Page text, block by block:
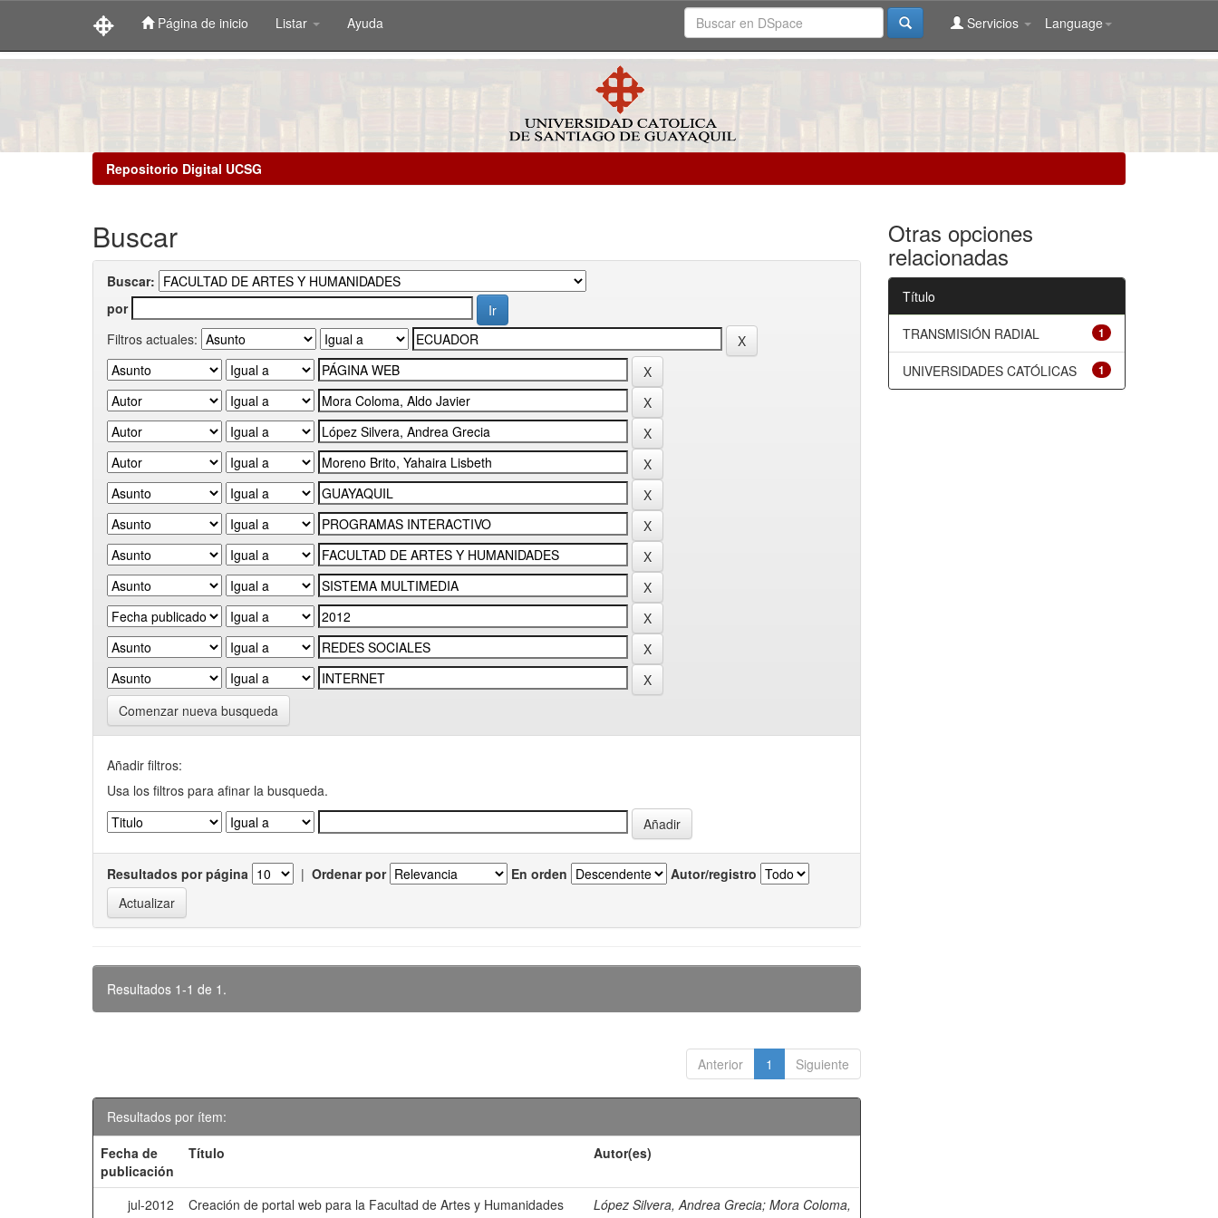
Página de inicio Listar Ayuda Language
Servicios
Repositorio Digital UCSG
Buscar
Buscar:
por
Filtros actuales:
Comenzar nueva busqueda
Añadir filtros:
Usa los filtros para afinar la busqueda.
Resultados por página | Ordenar por En orden Autor/registro
Resultados 1-1 de 1.
Anterior 1 Siguiente
Resultados por ítem:
Fecha de
publicación
Título Autor(es)
jul-2012
Creación de portal web para la Facultad de Artes y Humanidades
López Silvera, Andrea Grecia;Mora Coloma,
Otras opciones
relacionadas
Título
1
TRANSMISIÓN RADIAL
1
UNIVERSIDADES CATÓLICAS